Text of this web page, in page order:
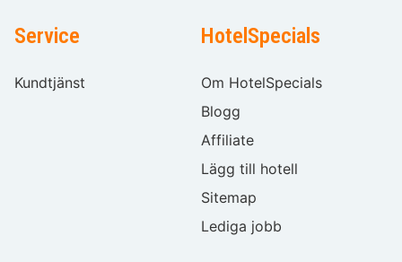
Service
Kundtjänst
HotelSpecials
Om HotelSpecials
Blogg
Affiliate
Lägg till hotell
Sitemap
Lediga jobb